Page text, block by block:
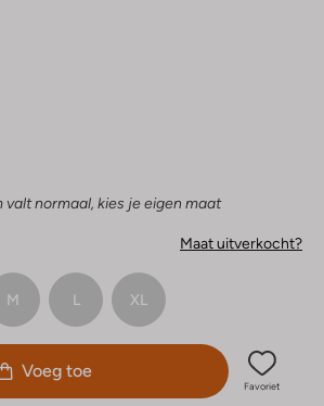
valt normaal, kies je eigen maat
Maat uitverkocht?
M L XL
Voeg toe
Favoriet